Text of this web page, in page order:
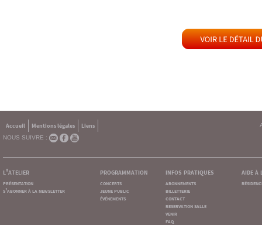
Accueil Mentions légales
Liens
NOUS SUIVRE :
l'atelier
présentation
s'abonner à la newsletter
programmation
concerts
jeune public
événements
infos pratiques
abonnements
billetterie
contact
reservation salle
venir
faq
aide